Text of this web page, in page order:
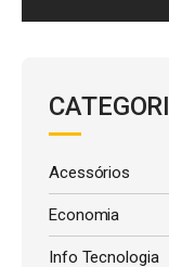
Acessórios
Economia
Info Tecnologia